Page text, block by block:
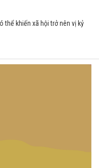
thể khiến xã hội trở nên vị kỷ